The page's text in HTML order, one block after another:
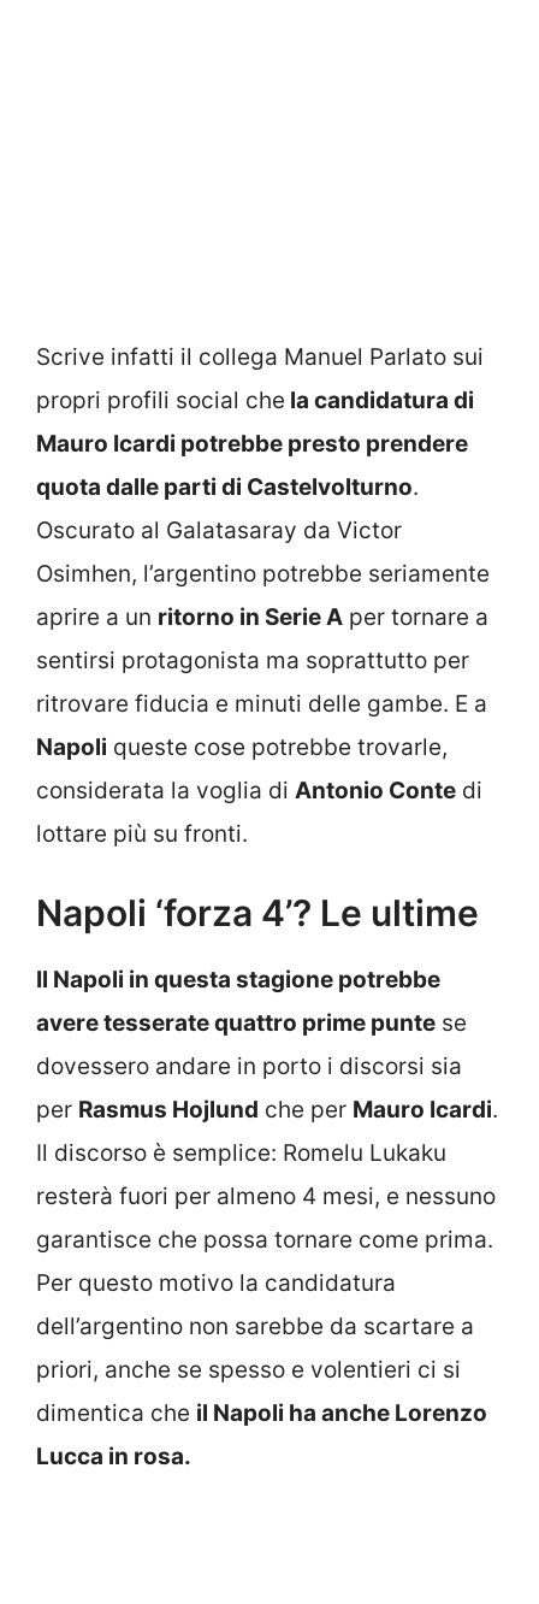
Scrive infatti il collega Manuel Parlato sui
propri profili social che la candidatura di
Mauro Icardi potrebbe presto prendere
quota dalle parti di Castelvolturno.
Oscurato al Galatasaray da Victor
Osimhen, l’argentino potrebbe seriamente
aprire a un ritorno in Serie A per tornare a
sentirsi protagonista ma soprattutto per
ritrovare fiducia e minuti delle gambe. E a
Napoli queste cose potrebbe trovarle,
considerata la voglia di Antonio Conte di
lottare più su fronti.
Napoli ‘forza 4’? Le ultime
Il Napoli in questa stagione potrebbe
avere tesserate quattro prime punte se
dovessero andare in porto i discorsi sia
per Rasmus Hojlund che per Mauro Icardi.
Il discorso è semplice: Romelu Lukaku
resterà fuori per almeno 4 mesi, e nessuno
garantisce che possa tornare come prima.
Per questo motivo la candidatura
dell’argentino non sarebbe da scartare a
priori, anche se spesso e volentieri ci si
dimentica che il Napoli ha anche Lorenzo
Lucca in rosa.